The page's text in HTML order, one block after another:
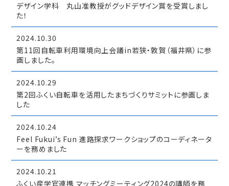
デザイン学科 丸山准教授がグッドデザイン賞を受賞しまし
た！
2024.10.30
第11回自転車利用環境向上会議in若狭・敦賀（福井県）に参
画しました。
2024.10.29
第2回ふくい自転車を活用したまちづくりサミットに参画しま
した
2024.10.24
Feel Fukui’s Fun 進路探求ワークショップのコーディネータ
ーを務めました
2024.10.21
ふくい産学官連携 マッチングミーティング2024の講師を務